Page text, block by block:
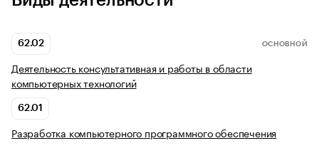
62.02 ОСНОВНОЙ
Деятельность консультативная и работы в области
компьютерных технологий
62.01
Разработка компьютерного программного обеспечения